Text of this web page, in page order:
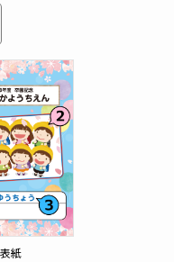
表紙